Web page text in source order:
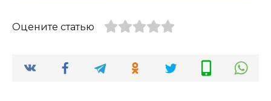
Оцените статью